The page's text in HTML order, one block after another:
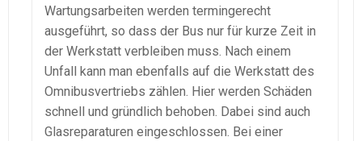
Wartungsarbeiten werden termingerecht
ausgeführt, so dass der Bus nur für kurze Zeit in
der Werkstatt verbleiben muss. Nach einem
Unfall kann man ebenfalls auf die Werkstatt des
Omnibusvertriebs zählen. Hier werden Schäden
schnell und gründlich behoben. Dabei sind auch
Glasreparaturen eingeschlossen. Bei einer